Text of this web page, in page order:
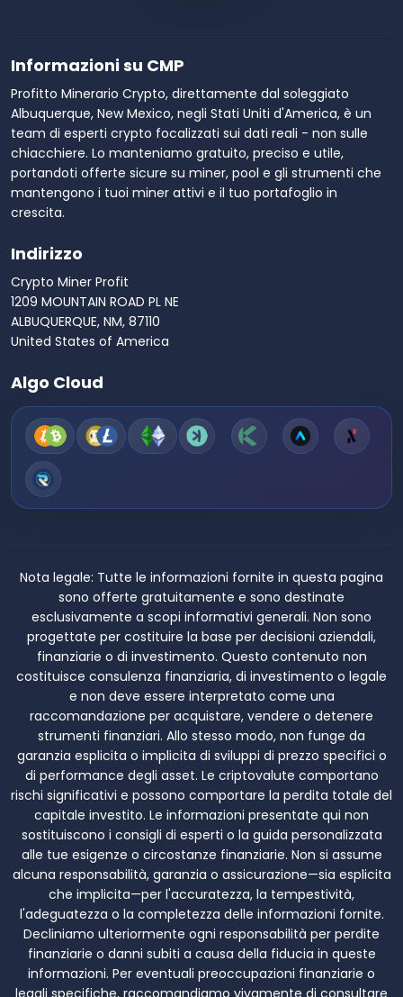
Informazioni su CMP
Profitto Minerario Crypto, direttamente dal soleggiato
Albuquerque, New Mexico, negli Stati Uniti d'America, è un
team di esperti crypto focalizzati sui dati reali - non sulle
chiacchiere. Lo manteniamo gratuito, preciso e utile,
portandoti offerte sicure su miner, pool e gli strumenti che
mantengono i tuoi miner attivi e il tuo portafoglio in
crescita.
Indirizzo
Crypto Miner Profit
1209 MOUNTAIN ROAD PL NE
ALBUQUERQUE, NM, 87110
United States of America
Algo Cloud
Nota legale: Tutte le informazioni fornite in questa pagina
sono offerte gratuitamente e sono destinate
esclusivamente a scopi informativi generali. Non sono
progettate per costituire la base per decisioni aziendali,
finanziarie o di investimento. Questo contenuto non
costituisce consulenza finanziaria, di investimento o legale
e non deve essere interpretato come una
raccomandazione per acquistare, vendere o detenere
strumenti finanziari. Allo stesso modo, non funge da
garanzia esplicita o implicita di sviluppi di prezzo specifici o
di performance degli asset. Le criptovalute comportano
rischi significativi e possono comportare la perdita totale del
capitale investito. Le informazioni presentate qui non
sostituiscono i consigli di esperti o la guida personalizzata
alle tue esigenze o circostanze finanziarie. Non si assume
alcuna responsabilità, garanzia o assicurazione—sia esplicita
che implicita—per l'accuratezza, la tempestività,
l'adeguatezza o la completezza delle informazioni fornite.
Decliniamo ulteriormente ogni responsabilità per perdite
finanziarie o danni subiti a causa della fiducia in queste
informazioni. Per eventuali preoccupazioni finanziarie o